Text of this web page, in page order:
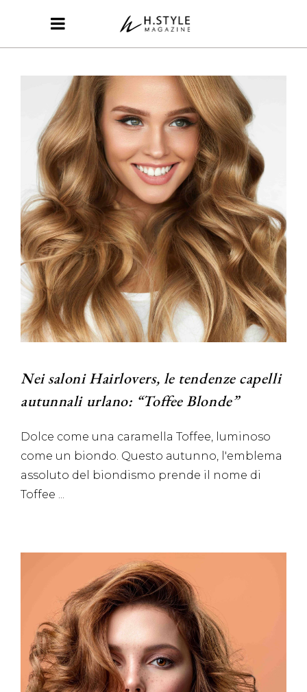
Nei saloni Hairlovers, le tendenze capelli
autunnali urlano: “Toffee Blonde”
Dolce come una caramella Toffee, luminoso
come un biondo. Questo autunno, l'emblema
assoluto del biondismo prende il nome di
Toffee